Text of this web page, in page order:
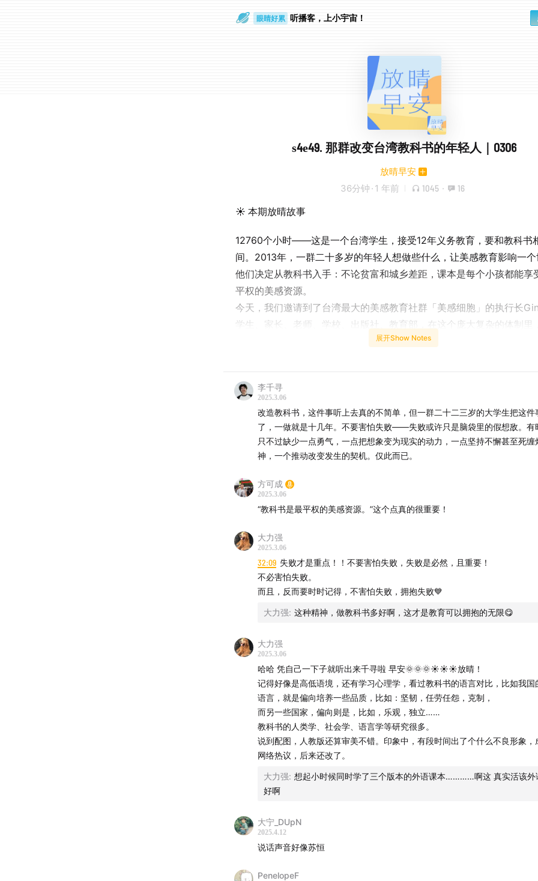
眼睛好累 听播客，上小宇宙！
s4e49. 那群改变台湾教科书的年轻人｜0306
放晴早安
36分钟 · 1 年前 1045 · 16
☀️ 本期放晴故事
12760个小时——这是一个台湾学生，接受12年义务教育，要和教科书
间。2013年，一群二十多岁的年轻人想做些什么，让美感教育影响一个
他们决定从教科书入手：不论贫富和城乡差距，课本是每个小孩都能享
平权的美感资源。
今天，我们邀请到了台湾最大的美感教育社群「美感细胞」的执行长
学生、家长、老师、学校、出版社、教育部，在这个庞大复杂的体制里
03:15 为什么要改造教科书？
大学生被现实打脸！为什么撼动「体制」是件难事？
「多元」这件事，是过去教育中没有呈现出来的
小学生其实什么都懂
23:11 我们终于理解了那些体制内大人
28:33 所谓学习，就是让一个人成为真正独立的个体
想对放晴早安的听众说……
展开Show Notes
李千寻
2025.3.06
改造教科书，这件事听上去真的不简单，但一群二十二三岁的大学生把这件
了，一做就是十几年。不要害怕失败——失败或许只是脑袋里的假想敌。有
只不过缺少一点勇气，一点把想象变为现实的动力，一点坚持不懈甚至死缠
神，一个推动改变发生的契机。仅此而已。
方可成
2025.3.06
“教科书是最平权的美感资源。”这个点真的很重要！
大力强
2025.3.06
32:09 失败才是重点！！不要害怕失败，失败是必然，且重要！
不必害怕失败。
而且，反而要时时记得，不害怕失败，拥抱失败💙
大力强: 这种精神，做教科书多好啊，这才是教育可以拥抱的无限😋
大力强
2025.3.06
哈哈 凭自己一下子就听出来千寻啦 早安🌞🌞🌞☀☀☀放晴！
记得好像是高低语境，还有学习心理学，看过教科书的语言对比，比如我国
语言，就是偏向培养一些品质，比如：坚韧，任劳任怨，克制，
而另一些国家，偏向则是，比如，乐观，独立……
教科书的人类学、社会学、语言学等研究很多。
说到配图，人教版还算审美不错。印象中，有段时间出了个什么不良形象，
网络热议，后来还改了。
大力强: 想起小时候同时学了三个版本的外语课本…………啊这 真实活该外
好啊
大宁_DUpN
2025.4.12
说话声音好像苏恒
PenelopeF